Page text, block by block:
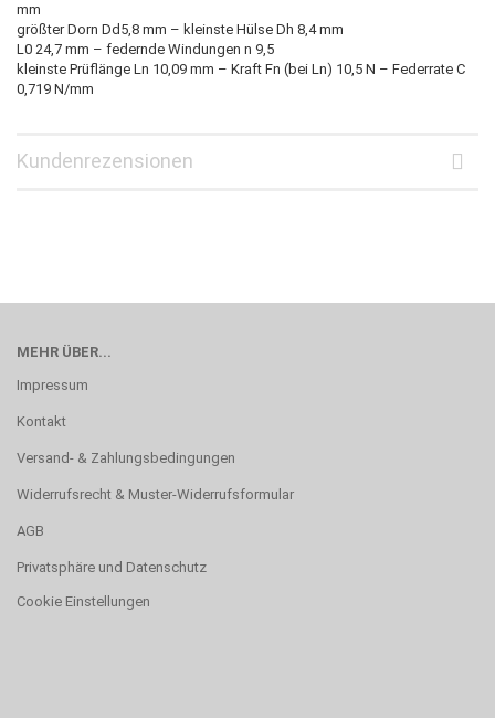
mm
größter Dorn Dd5,8 mm – kleinste Hülse Dh 8,4 mm
L0 24,7 mm – federnde Windungen n 9,5
kleinste Prüflänge Ln 10,09 mm – Kraft Fn (bei Ln) 10,5 N – Federrate C
0,719 N/mm
Kundenrezensionen
MEHR ÜBER...
Impressum
Kontakt
Versand- & Zahlungsbedingungen
Widerrufsrecht & Muster-Widerrufsformular
AGB
Privatsphäre und Datenschutz
Cookie Einstellungen